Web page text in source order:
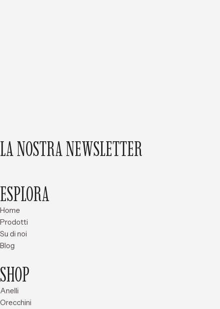
LA NOSTRA NEWSLETTER
ESPLORA
Home
Prodotti
Su di noi
Blog
SHOP
Anelli
Orecchini